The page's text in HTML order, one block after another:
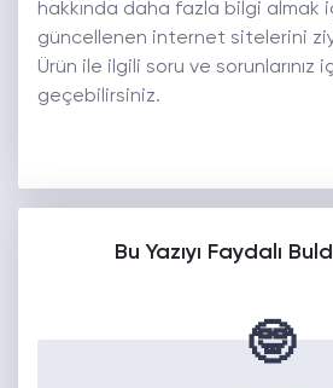
hakkında daha fazla bilgi almak
güncellenen internet sitelerini
Ürün ile ilgili soru ve sorunlarınız
geçebilirsiniz.
Bu Yazıyı Faydalı
🤓